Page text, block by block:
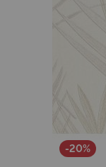
-20%